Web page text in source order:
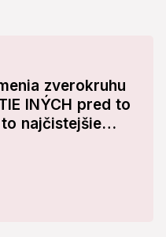
zverokruhu
INÝCH pred to
najčistejšie